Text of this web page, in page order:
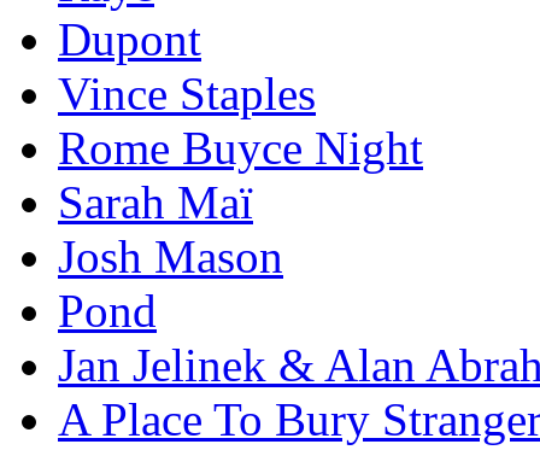
Dupont
Vince Staples
Rome Buyce Night
Sarah Maï
Josh Mason
Pond
Jan Jelinek & Alan
A Place To Bury